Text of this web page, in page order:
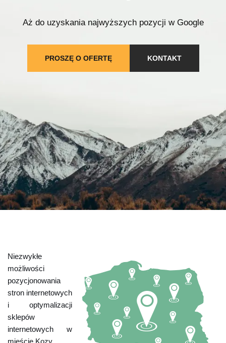
Aż do uzyskania najwyższych pozycji w Google
PROSZĘ O OFERTĘ KONTAKT
Niezwykłe
możliwości
pozycjonowania
stron internetowych
i optymalizacji
sklepów
internetowych w
mieście Kozy